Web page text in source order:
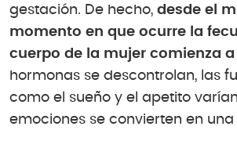
gestación. De hecho, desde el
momento en que ocurre la
cuerpo de la mujer comienza
hormonas se descontrolan, las
como el sueño y el apetito
emociones se convierten en